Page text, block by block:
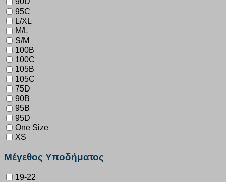
95C
L/XL
M/L
S/M
100B
100C
105B
105C
75D
90B
95B
95D
One Size
XS
Μέγεθος Υποδήματος
19-22